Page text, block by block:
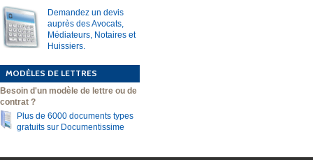
Demandez un devis
auprès des Avocats,
Médiateurs, Notaires et
Huissiers.
MODÈLES DE LETTRES
Besoin d'un modèle de lettre ou de
contrat ?
Plus de 6000 documents types
gratuits sur Documentissime